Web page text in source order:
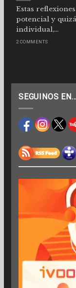
Estas
potencial y
individual,...
2 COMMENTS
SEGUINOS EN…